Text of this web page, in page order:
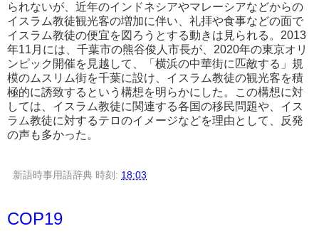
られないが、近年のインドネシアやマレーシアなどからの
イスラム教徒観光客の増加に伴い、礼拝や食事などの面で
イスラム教徒の便宜を図ろうとする動きは見られる。2013
年11月には、千葉市の熊谷俊人市長が、2020年の東京オリ
ンピック開催を見越して、「横浜の中華街に匹敵する」規
模のムスリム街を千葉に設け、イスラム教徒の観光客を積
極的に誘致するという構想を明らかにした。この構想に対
しては、イスラム教徒に関連する各国の移民問題や、イス
ラム教徒に対するテロのイメージなどを理由として、反発
の声も多かった。
新語時事用語辞典 時刻: 18:03
COP19